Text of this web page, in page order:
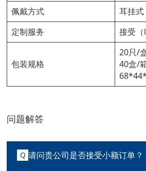
佩戴方式
耳挂式
定制服务
接受
包装规格
20只/
40盒/
问题解答
Q 请问贵公司是否接受小额订单？